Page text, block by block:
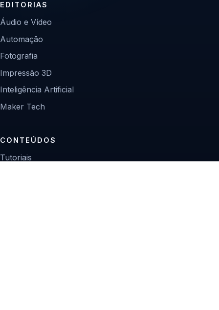
EDITORIAS
Áudio e Vídeo
Automação
Fotografia
Impressão 3D
Inteligência Artificial
Maker Tech
CONTEÚDOS
Tutoriais